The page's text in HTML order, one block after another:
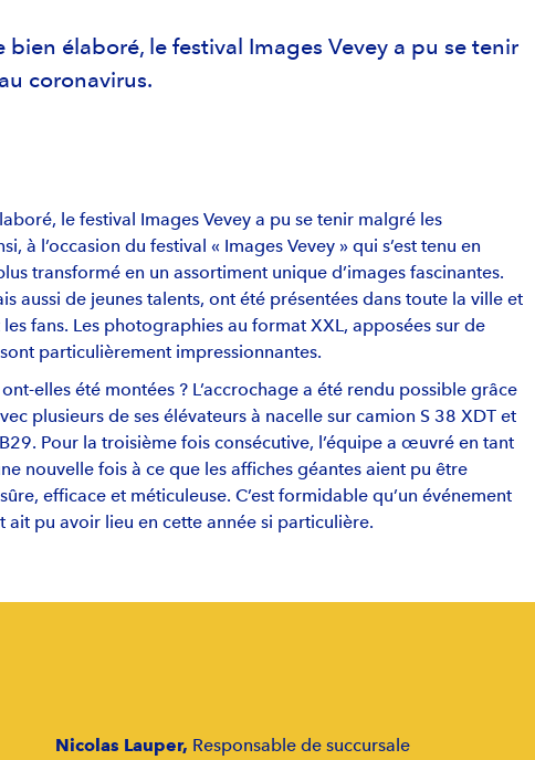
élaboré, le festival Images Vevey a pu se tenir
coronavirus.
le festival Images Vevey a pu se tenir malgré les
à l’occasion du festival « Images Vevey » qui s’est tenu en
transformé en un assortiment unique d’images fascinantes.
aussi de jeunes talents, ont été présentées dans toute la ville et
fans. Les photographies au format XXL, apposées sur de
particulièrement impressionnantes.
elles été montées ? L’accrochage a été rendu possible grâce
plusieurs de ses élévateurs à nacelle sur camion S 38 XDT et
Pour la troisième fois consécutive, l’équipe a œuvré en tant
nouvelle fois à ce que les affiches géantes aient pu être
efficace et méticuleuse. C’est formidable qu’un événement
ait pu avoir lieu en cette année si particulière.
Nicolas Lauper, Responsable de succursale